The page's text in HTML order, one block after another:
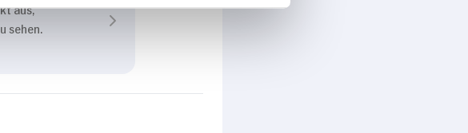
aus,
sehen.